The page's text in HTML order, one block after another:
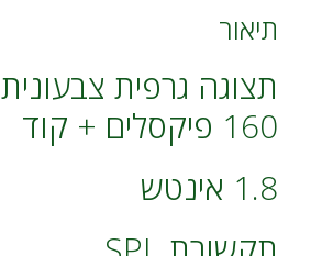
אינטש
-תיאור
160 פיקסלים + קוד
1.8 אינטש